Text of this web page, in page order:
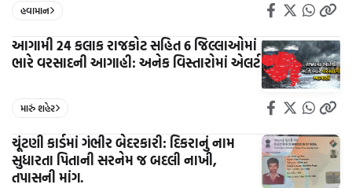
હવામાન
આગામી 24 કલાક રાજકોટ સહિત 6 જિલ્લાઓમાં
ભારે વરસાદની આગાહી: અનેક વિસ્તારોમાં એલર્ટ
મારું શહેર
ચૂંટણી કાર્ડમાં ગંભીર બેદરકારી: દિકરાનું નામ
સુધારતા પિતાની સરનેમ જ બદલી નાખી,
તપાસની માંગ.